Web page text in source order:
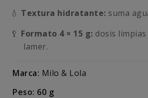
💧 Textura hidratante: suma
🥄 Formato 4 × 15 g: dosis
lamer.
Marca: Milo & Lola
Peso: 60 g